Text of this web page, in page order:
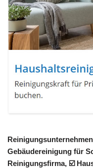
Gebäudereinigung für
Reinigungsfirma, ☑️